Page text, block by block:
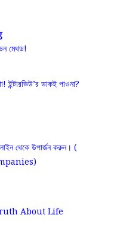
মেথড!
ইন্টারভিউ’র ডাকই পাওনা?
থেকে উপার্জন করুন। (
Truth About Life